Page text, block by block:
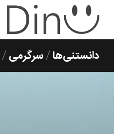
دانستنی‌ها/سرگرمی/